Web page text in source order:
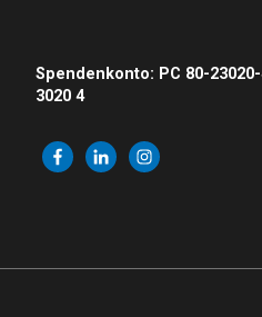
Spendenkonto: PC 80-23020-
3020 4